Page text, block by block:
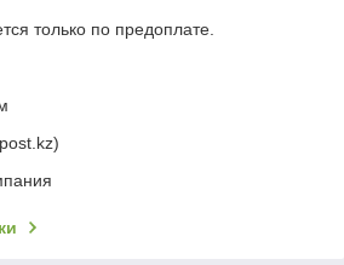
только по предоплате.